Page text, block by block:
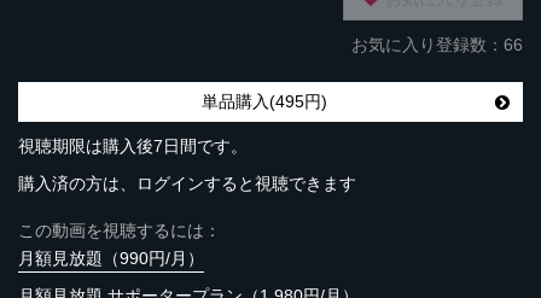
お気に入り登録数：66
単品購入(495円)
視聴期限は購入後7日間です。
購入済の方は、ログインすると視聴できます
この動画を視聴するには：
月額見放題（990円/月）